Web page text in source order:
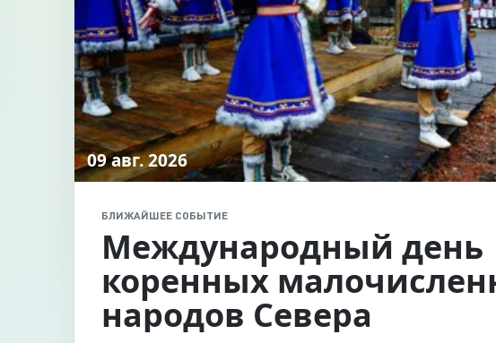
09 авг. 2026
БЛИЖАЙШЕЕ СОБЫТИЕ
Международный день
коренных
народов Севера